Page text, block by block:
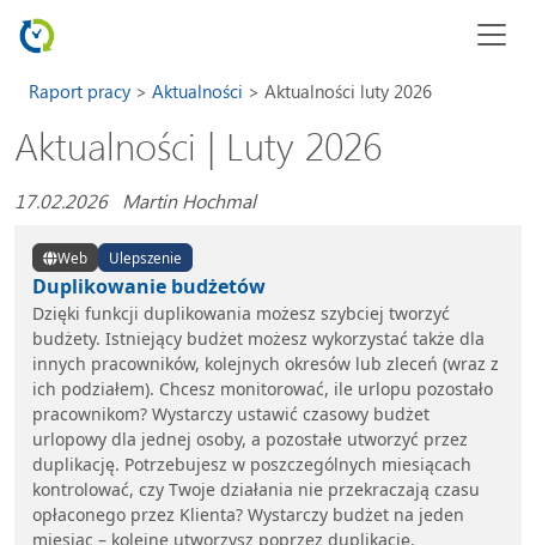
Raport pracy Aktualności Aktualności luty 2026
Aktualności | Luty 2026
17.02.2026 Martin Hochmal
Web Ulepszenie
Duplikowanie budżetów
Dzięki funkcji duplikowania możesz szybciej tworzyć
budżety. Istniejący budżet możesz wykorzystać także dla
innych pracowników, kolejnych okresów lub zleceń (wraz z
ich podziałem). Chcesz monitorować, ile urlopu pozostało
pracownikom? Wystarczy ustawić czasowy budżet
urlopowy dla jednej osoby, a pozostałe utworzyć przez
duplikację. Potrzebujesz w poszczególnych miesiącach
kontrolować, czy Twoje działania nie przekraczają czasu
opłaconego przez Klienta? Wystarczy budżet na jeden
miesiąc – kolejne utworzysz poprzez duplikację.